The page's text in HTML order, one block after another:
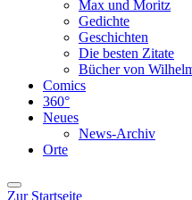
Max und Moritz
Gedichte
Geschichten
Die besten Zitate
Bücher von
Comics
360°
Neues
News-Archiv
Orte
Zur Startseite